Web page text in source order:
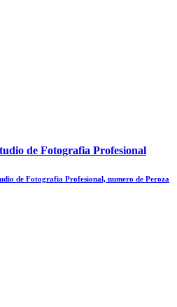
de Fotografia Profesional
de Fotografia Profesional, numero de Peroza